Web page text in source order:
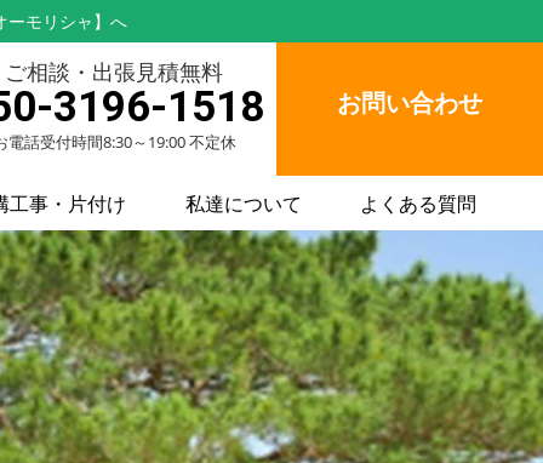
ーモリシャ】へ
ご相談・出張見積無料
3196-1518
電話受付時間8:30～19:00 不定休
お問い合わせ
工事・片付け 私達について よくある質問